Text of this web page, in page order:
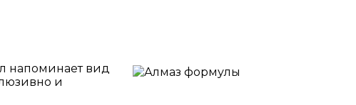
напоминает вид
и